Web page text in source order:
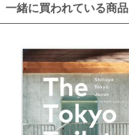
一緒に買われている商品